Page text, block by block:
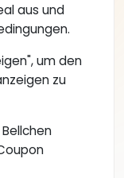
aus und
um den
zu